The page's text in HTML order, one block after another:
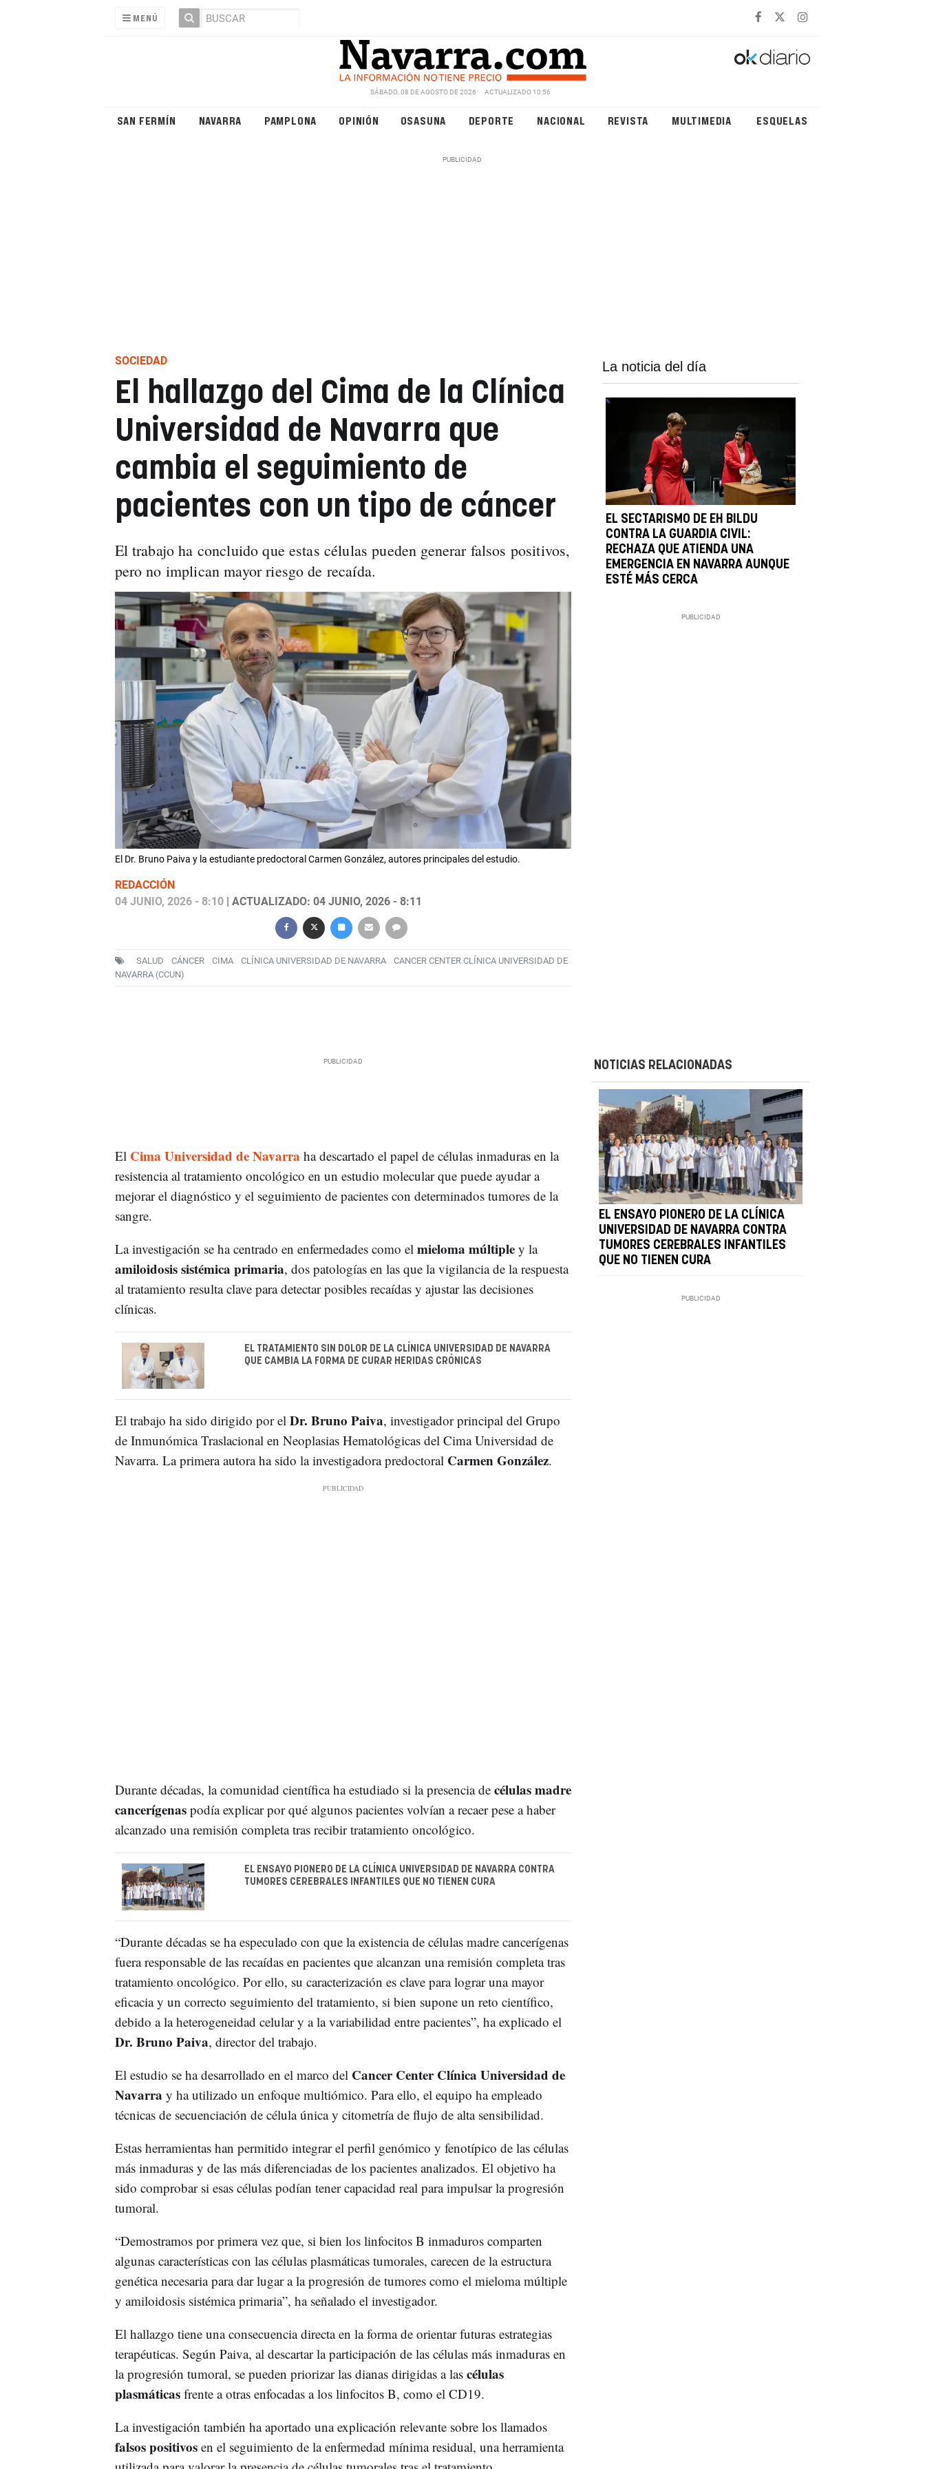
MENÚ
SÁBADO, 08 DE AGOSTO DE 2026 ACTUALIZADO 10:56
SAN FERMÍN NAVARRA PAMPLONA OPINIÓN OSASUNA DEPORTE NACIONAL REVISTA MULTIMEDIA ESQUELAS
SOCIEDAD
El hallazgo del Cima de la Clínica
Universidad de Navarra que
cambia el seguimiento de
pacientes con un tipo de cáncer
El trabajo ha concluido que estas células pueden generar falsos positivos,
pero no implican mayor riesgo de recaída.
El Dr. Bruno Paiva y la estudiante predoctoral Carmen González, autores principales del estudio.
REDACCIÓN
04 JUNIO, 2026 - 8:10| ACTUALIZADO: 04 JUNIO, 2026 - 8:11
SALUD CÁNCER CIMA CLÍNICA UNIVERSIDAD DE NAVARRA
CANCER CENTER CLÍNICA UNIVERSIDAD DE
NAVARRA (CCUN)
La noticia del día
EL SECTARISMO DE EH BILDU
CONTRA LA GUARDIA CIVIL:
RECHAZA QUE ATIENDA UNA
EMERGENCIA EN NAVARRA AUNQUE
ESTÉ MÁS CERCA
El Cima Universidad de Navarra ha descartado el papel de células inmaduras en la
resistencia al tratamiento oncológico en un estudio molecular que puede ayudar a
mejorar el diagnóstico y el seguimiento de pacientes con determinados tumores de la
sangre.
La investigación se ha centrado en enfermedades como el mieloma múltipley la
amiloidosis sistémica primaria, dos patologías en las que la vigilancia de la respuesta
al tratamiento resulta clave para detectar posibles recaídas y ajustar las decisiones
clínicas.
EL TRATAMIENTO SIN DOLOR DE LA CLÍNICA UNIVERSIDAD DE NAVARRA
QUE CAMBIA LA FORMA DE CURAR HERIDAS CRÓNICAS
El trabajo ha sido dirigido por el Dr. Bruno Paiva, investigador principal del Grupo
de Inmunómica Traslacional en Neoplasias Hematológicas del Cima Universidad de
Navarra. La primera autora ha sido la investigadora predoctoral Carmen González.
Durante décadas, la comunidad científica ha estudiado si la presencia de células madre
cancerígenaspodía explicar por qué algunos pacientes volvían a recaer pese a haber
alcanzado una remisión completa tras recibir tratamiento oncológico.
EL ENSAYO PIONERO DE LA CLÍNICA UNIVERSIDAD DE NAVARRA CONTRA
TUMORES CEREBRALES INFANTILES QUE NO TIENEN CURA
“Durante décadas se ha especulado con que la existencia de células madre cancerígenas
fuera responsable de las recaídas en pacientes que alcanzan una remisión completa tras
tratamiento oncológico. Por ello, su caracterización es clave para lograr una mayor
eficacia y un correcto seguimiento del tratamiento, si bien supone un reto científico,
debido a la heterogeneidad celular y a la variabilidad entre pacientes”, ha explicado el
Dr. Bruno Paiva, director del trabajo.
El estudio se ha desarrollado en el marco del Cancer Center Clínica Universidad de
Navarra y ha utilizado un enfoque multiómico. Para ello, el equipo ha empleado
técnicas de secuenciación de célula única y citometría de flujo de alta sensibilidad.
Estas herramientas han permitido integrar el perfil genómico y fenotípico de las células
más inmaduras y de las más diferenciadas de los pacientes analizados. El objetivo ha
sido comprobar si esas células podían tener capacidad real para impulsar la progresión
tumoral.
“Demostramos por primera vez que, si bien los linfocitos B inmaduros comparten
algunas características con las células plasmáticas tumorales, carecen de la estructura
genética necesaria para dar lugar a la progresión de tumores como el mieloma múltiple
y amiloidosis sistémica primaria”, ha señalado el investigador.
El hallazgo tiene una consecuencia directa en la forma de orientar futuras estrategias
terapéuticas. Según Paiva, al descartar la participación de las células más inmaduras en
la progresión tumoral, se pueden priorizar las dianas dirigidas a las células
plasmáticasfrente a otras enfocadas a los linfocitos B, como el CD19.
La investigación también ha aportado una explicación relevante sobre los llamados
falsos positivosen el seguimiento de la enfermedad mínima residual, una herramienta
NOTICIAS RELACIONADAS
EL ENSAYO PIONERO DE LA CLÍNICA
UNIVERSIDAD DE NAVARRA CONTRA
TUMORES CEREBRALES INFANTILES
QUE NO TIENEN CURA